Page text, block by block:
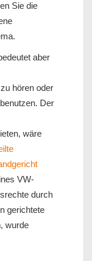
Sie die
aber
hören oder
Der
wäre
VW-
durch
gerichtete
wurde